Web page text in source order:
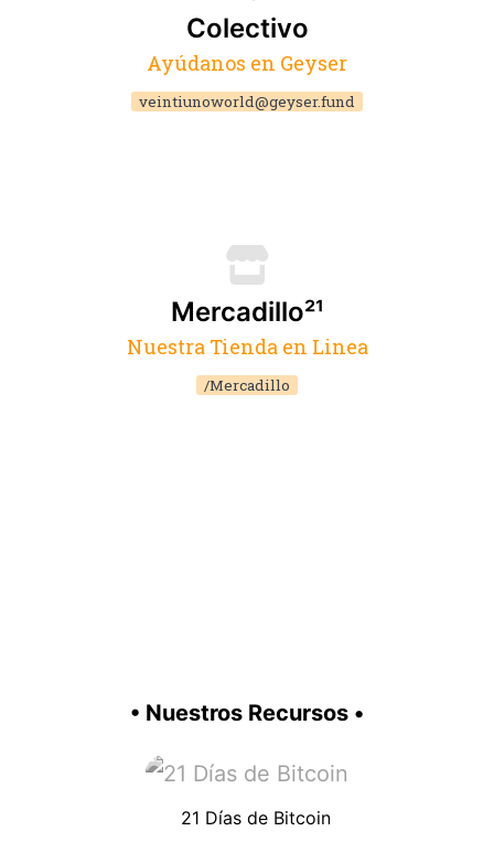
Colectivo
Ayúdanos en Geyser
veintiunoworld@geyser.fund
Mercadillo²¹
Nuestra Tienda en Linea
/Mercadillo
• Nuestros Recursos •
21 Días de Bitcoin